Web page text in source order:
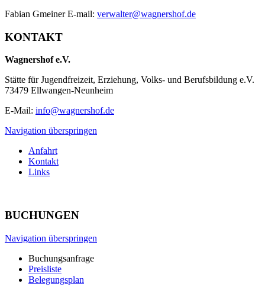
Fabian Gmeiner E-mail: verwalter@wagnershof.de
KONTAKT
Wagnershof e.V.
Stätte für Jugendfreizeit, Erziehung, Volks- und Berufsbildung e.V.
73479 Ellwangen-Neunheim
E-Mail: info@wagnershof.de
Navigation überspringen
Anfahrt
Kontakt
Links
BUCHUNGEN
Navigation überspringen
Buchungsanfrage
Preisliste
Belegungsplan